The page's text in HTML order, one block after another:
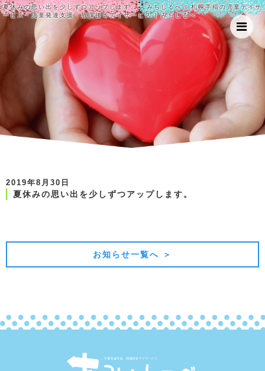
夏休みの思い出を少しずつアップします。 - みちしるべ | 札幌手稲の児童デイサ
ービス・児童発達支援・放課後等デイサービス | みちしるべ
2019年8月30日
夏休みの思い出を少しずつアップします。
お知らせ一覧へ ＞